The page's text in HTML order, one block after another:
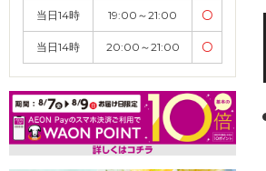
当日14時 19:00～21:00 〇
当日14時 20:00～21:00 〇